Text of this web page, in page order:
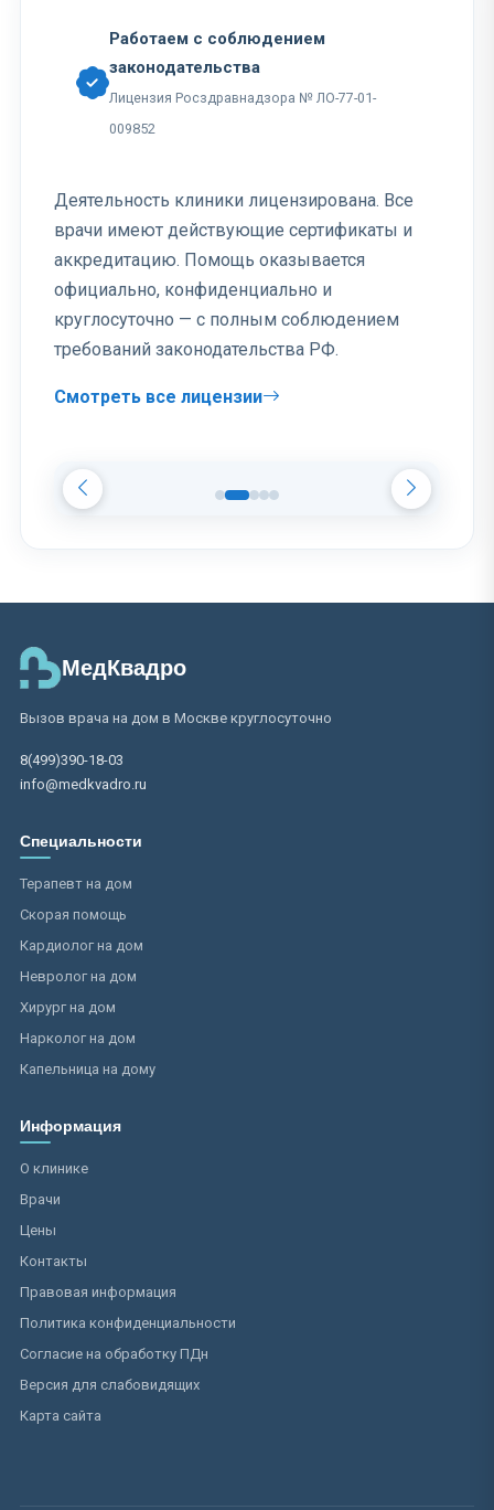
Работаем с соблюдением
законодательства
Лицензия Росздравнадзора № ЛО-77-01-
009852
Деятельность клиники лицензирована. Все
врачи имеют действующие сертификаты и
аккредитацию. Помощь оказывается
официально, конфиденциально и
круглосуточно — с полным соблюдением
требований законодательства РФ.
Смотреть все лицензии
МедКвадро
Вызов врача на дом в Москве круглосуточно
8(499)390-18-03
info@medkvadro.ru
Специальности
Терапевт на дом
Скорая помощь
Кардиолог на дом
Невролог на дом
Хирург на дом
Нарколог на дом
Капельница на дому
Информация
О клинике
Врачи
Цены
Контакты
Правовая информация
Политика конфиденциальности
Согласие на обработку ПДн
Версия для слабовидящих
Карта сайта